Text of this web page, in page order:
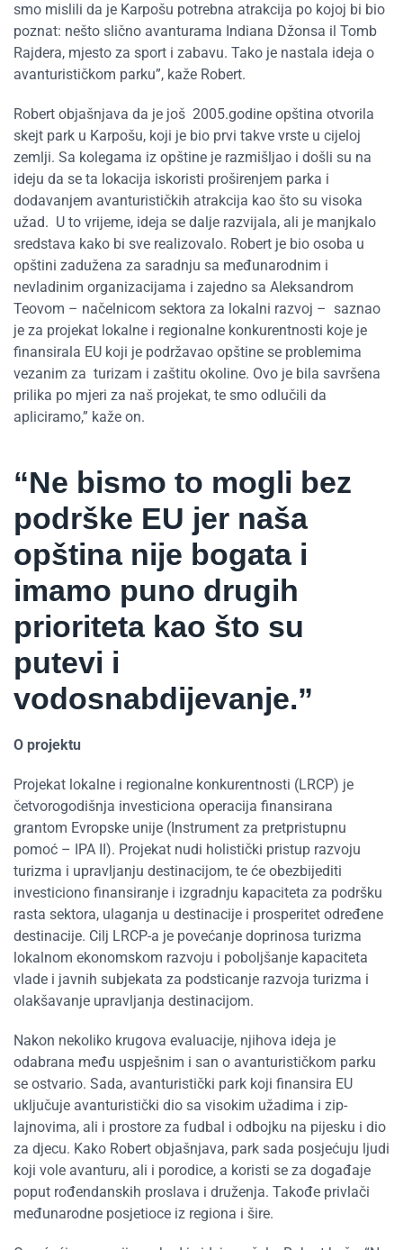
smo mislili da je Karpošu potrebna atrakcija po kojoj bi bio
poznat: nešto slično avanturama Indiana Džonsa il Tomb
Rajdera, mjesto za sport i zabavu. Tako je nastala ideja o
avanturističkom parku”, kaže Robert.
Robert objašnjava da je još 2005.godine opština otvorila
skejt park u Karpošu, koji je bio prvi takve vrste u cijeloj
zemlji. Sa kolegama iz opštine je razmišljao i došli su na
ideju da se ta lokacija iskoristi proširenjem parka i
dodavanjem avanturističkih atrakcija kao što su visoka
užad. U to vrijeme, ideja se dalje razvijala, ali je manjkalo
sredstava kako bi sve realizovalo. Robert je bio osoba u
opštini zadužena za saradnju sa međunarodnim i
nevladinim organizacijama i zajedno sa Aleksandrom
Teovom – načelnicom sektora za lokalni razvoj – saznao
je za projekat lokalne i regionalne konkurentnosti koje je
finansirala EU koji je podržavao opštine se problemima
vezanim za turizam i zaštitu okoline. Ovo je bila savršena
prilika po mjeri za naš projekat, te smo odlučili da
apliciramo,” kaže on.
“Ne bismo to mogli bez
podrške EU jer naša
opština nije bogata i
imamo puno drugih
prioriteta kao što su
putevi i
vodosnabdijevanje.”
O projektu
Projekat lokalne i regionalne konkurentnosti (LRCP) je
četvorogodišnja investiciona operacija finansirana
grantom Evropske unije (Instrument za pretpristupnu
pomoć – IPA II). Projekat nudi holistički pristup razvoju
turizma i upravljanju destinacijom, te će obezbijediti
investiciono finansiranje i izgradnju kapaciteta za podršku
rasta sektora, ulaganja u destinacije i prosperitet određene
destinacije. Cilj LRCP-a je povećanje doprinosa turizma
lokalnom ekonomskom razvoju i poboljšanje kapaciteta
vlade i javnih subjekata za podsticanje razvoja turizma i
olakšavanje upravljanja destinacijom.
Nakon nekoliko krugova evaluacije, njihova ideja je
odabrana među uspješnim i san o avanturističkom parku
se ostvario. Sada, avanturistički park koji finansira EU
uključuje avanturistički dio sa visokim užadima i zip-
lajnovima, ali i prostore za fudbal i odbojku na pijesku i dio
za djecu. Kako Robert objašnjava, park sada posjećuju ljudi
koji vole avanturu, ali i porodice, a koristi se za događaje
poput rođendanskih proslava i druženja. Takođe privlači
međunarodne posjetioce iz regiona i šire.